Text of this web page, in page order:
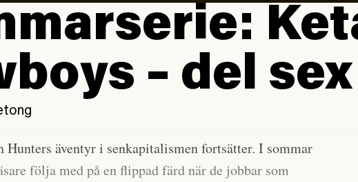
– del sex
Hunters äventyr i senkapitalismen fortsätter. I sommar
följa med på en flippad färd när de jobbar som